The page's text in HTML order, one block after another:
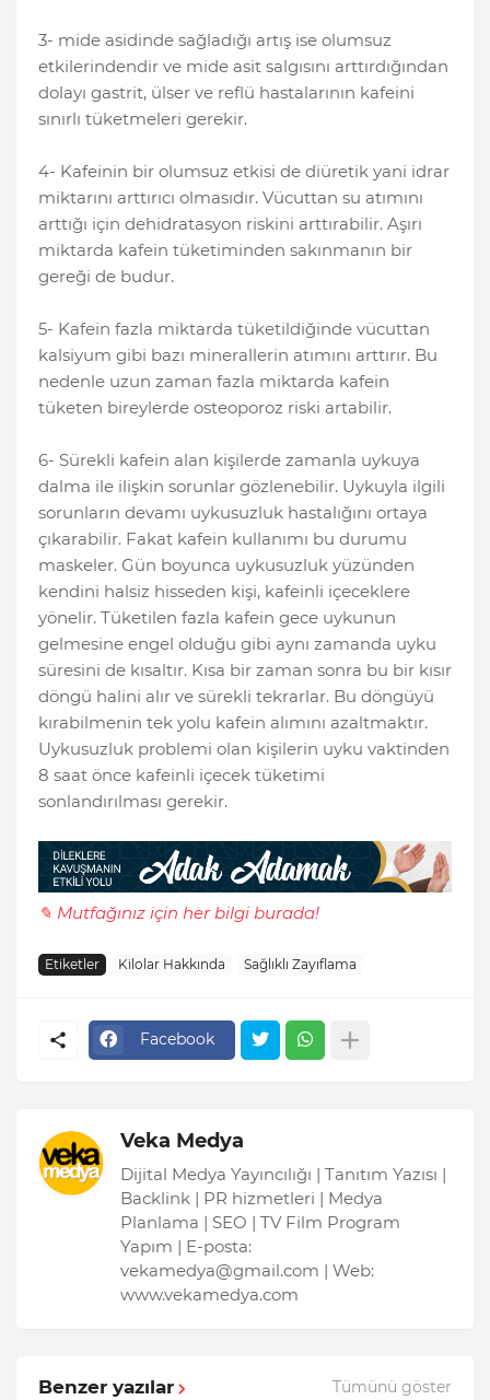
3- mide asidinde sağladığı artış ise olumsuz
etkilerindendir ve mide asit salgısını arttırdığından
dolayı gastrit, ülser ve reflü hastalarının kafeini
sınırlı tüketmeleri gerekir.
4- Kafeinin bir olumsuz etkisi de diüretik yani idrar
miktarını arttırıcı olmasıdır. Vücuttan su atımını
arttığı için dehidratasyon riskini arttırabilir. Aşırı
miktarda kafein tüketiminden sakınmanın bir
gereği de budur.
5- Kafein fazla miktarda tüketildiğinde vücuttan
kalsiyum gibi bazı minerallerin atımını arttırır. Bu
nedenle uzun zaman fazla miktarda kafein
tüketen bireylerde osteoporoz riski artabilir.
6- Sürekli kafein alan kişilerde zamanla uykuya
dalma ile ilişkin sorunlar gözlenebilir. Uykuyla ilgili
sorunların devamı uykusuzluk hastalığını ortaya
çıkarabilir. Fakat kafein kullanımı bu durumu
maskeler. Gün boyunca uykusuzluk yüzünden
kendini halsiz hisseden kişi, kafeinli içeceklere
yönelir. Tüketilen fazla kafein gece uykunun
gelmesine engel olduğu gibi aynı zamanda uyku
süresini de kısaltır. Kısa bir zaman sonra bu bir kısır
döngü halini alır ve sürekli tekrarlar. Bu döngüyü
kırabilmenin tek yolu kafein alımını azaltmaktır.
Uykusuzluk problemi olan kişilerin uyku vaktinden
8 saat önce kafeinli içecek tüketimi
sonlandırılması gerekir.
✎ Mutfağınız için her bilgi burada!
Etiketler Kilolar Hakkında Sağlıklı Zayıflama
Facebook
Veka Medya
Dijital Medya Yayıncılığı | Tanıtım Yazısı |
Backlink | PR hizmetleri | Medya
Planlama | SEO | TV Film Program
Yapım | E-posta:
vekamedya@gmail.com | Web:
www.vekamedya.com
Benzer yazılar Tümünü göster